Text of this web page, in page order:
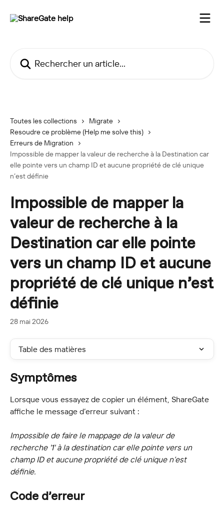
Toutes les collections
Migrate
Resoudre ce problème (Help me solve this)
Erreurs de Migration
Impossible de mapper la valeur de recherche à la Destination car
elle pointe vers un champ ID et aucune propriété de clé unique
n’est définie
Impossible de mapper la
valeur de recherche à la
Destination car elle pointe
vers un champ ID et aucune
propriété de clé unique n’est
définie
28 mai 2026
Table des matières
Symptômes
Lorsque vous essayez de copier un élément, ShareGate
affiche le message d’erreur suivant :
Impossible de faire le mappage de la valeur de
recherche '1' à la destination car elle pointe vers un
champ ID et aucune propriété de clé unique n’est
définie.
Code d’erreur